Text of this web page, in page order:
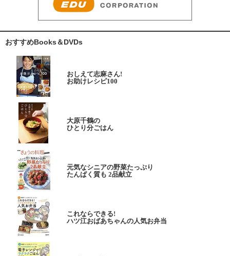
おすすめBooks＆DVDs
おしえて志麻さん!
お助けレシピ100
大原千鶴の
ひとり分ごはん
元気なシニアの野菜たっぷり
たんぱく質も 2品献立
これならできる!
ハツ江おばあちゃんの人気お弁当